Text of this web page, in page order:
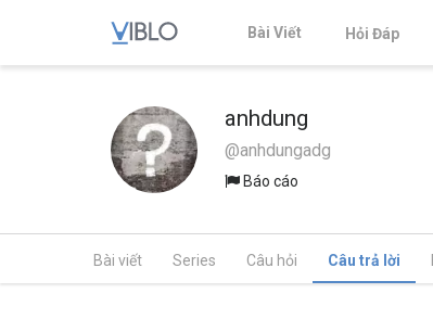
Bài Viết Hỏi Đáp
anhdung
@anhdungadg
Báo cáo
Bài viết Series Câu hỏi Câu trả lời